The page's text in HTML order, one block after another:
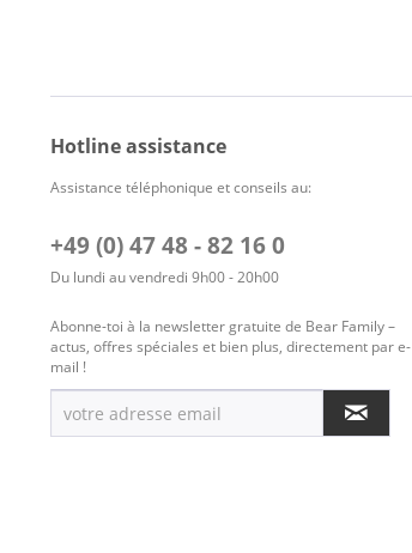
Hotline assistance
Assistance téléphonique et conseils au:
+49 (0) 47 48 - 82 16 0
Du lundi au vendredi 9h00 - 20h00
Abonne-toi à la newsletter gratuite de Bear Family –
actus, offres spéciales et bien plus, directement par e-
mail !